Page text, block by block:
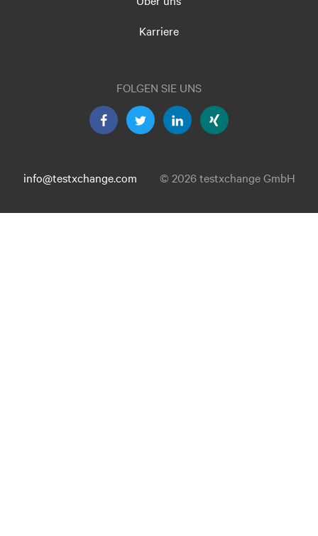
Karriere
FOLGEN SIE UNS
info@testxchange.com © 2026 testxchange GmbH